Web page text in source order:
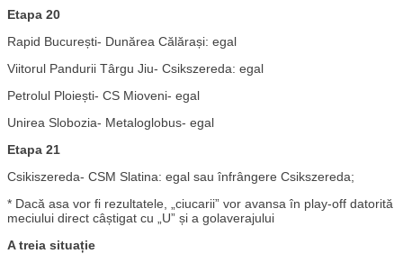
Etapa 20
Rapid București- Dunărea Călărași: egal
Viitorul Pandurii Târgu Jiu- Csikszereda: egal
Petrolul Ploiești- CS Mioveni- egal
Unirea Slobozia- Metaloglobus- egal
Etapa 21
Csikiszereda- CSM Slatina: egal sau înfrângere Csikszereda;
* Dacă asa vor fi rezultatele, „ciucarii” vor avansa în play-off datorită
meciului direct câștigat cu „U” și a golaverajului
A treia situație